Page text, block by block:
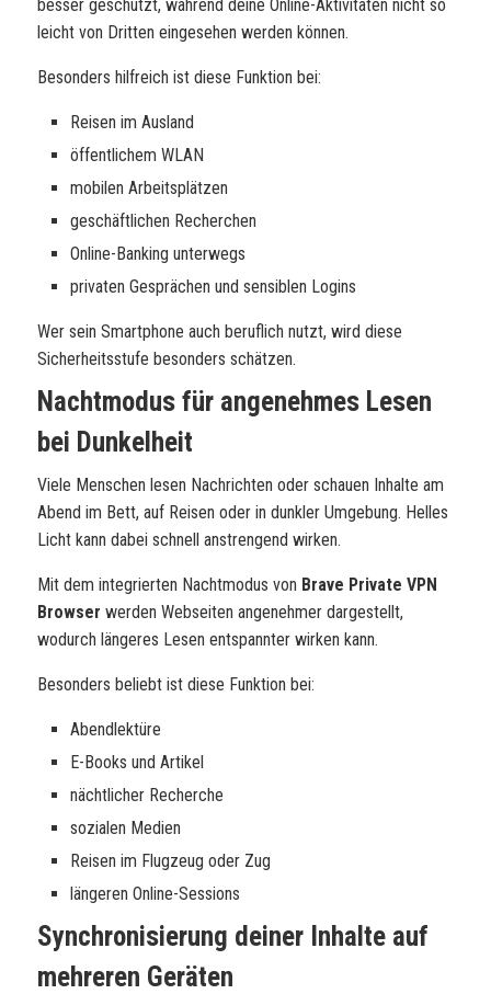
besser geschützt, während deine Online-Aktivitäten nicht so
leicht von Dritten eingesehen werden können.
Besonders hilfreich ist diese Funktion bei:
Reisen im Ausland
öffentlichem WLAN
mobilen Arbeitsplätzen
geschäftlichen Recherchen
Online-Banking unterwegs
privaten Gesprächen und sensiblen Logins
Wer sein Smartphone auch beruflich nutzt, wird diese
Sicherheitsstufe besonders schätzen.
Nachtmodus für angenehmes Lesen
bei Dunkelheit
Viele Menschen lesen Nachrichten oder schauen Inhalte am
Abend im Bett, auf Reisen oder in dunkler Umgebung. Helles
Licht kann dabei schnell anstrengend wirken.
Mit dem integrierten Nachtmodus von Brave Private VPN
Browser werden Webseiten angenehmer dargestellt,
wodurch längeres Lesen entspannter wirken kann.
Besonders beliebt ist diese Funktion bei:
Abendlektüre
E-Books und Artikel
nächtlicher Recherche
sozialen Medien
Reisen im Flugzeug oder Zug
längeren Online-Sessions
Synchronisierung deiner Inhalte auf
mehreren Geräten